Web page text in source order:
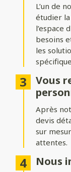
Optez pour un
espace couvert à
adossé, idéal pour
fonctionnelle de
De
Personnalisez
Choisissez parmi
intégré, des
protection...
L’un de
étudier
l’espace
besoins
les
Vous
Après
devis
sur
attentes.
Nous